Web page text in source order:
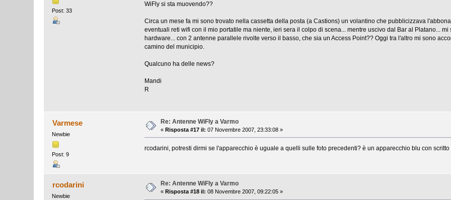
Post: 33
WiFly si sta muovendo??
Circa un mese fa mi sono trovato nella cassetta della posta (a Castions) un volantino che pubblicizzava
eventuali reti wifi con il mio portatile ma niente, ieri sera il colpo di scena... mentre uscivo dal Bar al Platano...
hardware... con 2 antenne parallele rivolte verso il basso, che sia un Access Point?? Oggi tra l'altro mi sono
camino del municipio.
Qualcuno ha delle news?
Mandi
R
Varmese
Newbie
Post: 9
Re: Antenne WiFly a Varmo
«Risposta #17 il: 07 Novembre 2007, 23:33:08 »
rcodarini, potresti dirmi se l'apparecchio è uguale a quelli sulle foto precedenti? è un apparecchio blu con scritto
rcodarini
Newbie
Re: Antenne WiFly a Varmo
«Risposta #18 il: 08 Novembre 2007, 09:22:05 »